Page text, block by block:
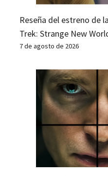
Reseña del estreno de
Trek: Strange New
7 de agosto de 2026